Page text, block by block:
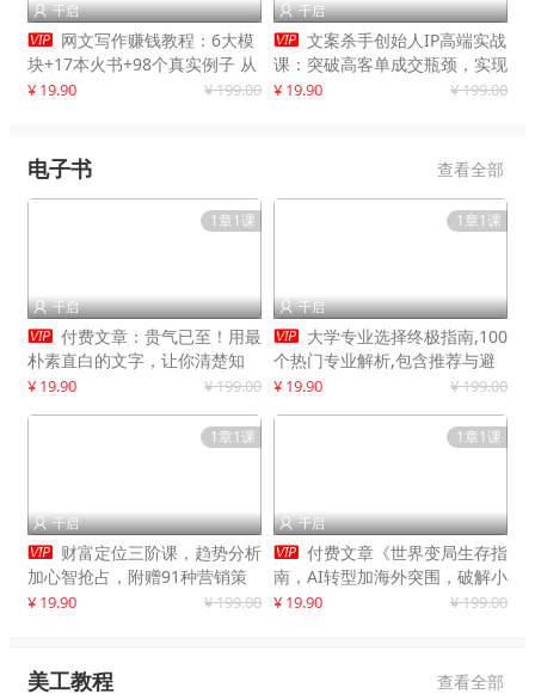
 千启
 网文写作赚钱教程：6大模
块+17本火书+98个真实例子 从
入门到精通实战方法
¥ 19.90 ¥ 199.00
 千启
 文案杀手创始人IP高端实战
课：突破高客单成交瓶颈，实现
IP商业价值最大化
¥ 19.90 ¥ 199.00
电子书 查看全部
1章1课
 千启
 付费文章：贵气已至！用最
朴素直白的文字，让你清楚知
道，该如何接住这一次时代的泼
¥ 19.90 ¥ 199.00
1章1课
 千启
 大学专业选择终极指南,100
个热门专业解析,包含推荐与避
雷实用建议
¥ 19.90 ¥ 199.00
1章1课
 千启
 财富定位三阶课，趋势分析
加心智抢占，附赠91种营销策
略模型
¥ 19.90 ¥ 199.00
1章1课
 千启
 付费文章《世界变局生存指
南，AI转型加海外突围，破解小
城市生存陷阱》
¥ 19.90 ¥ 199.00
美工教程 查看全部